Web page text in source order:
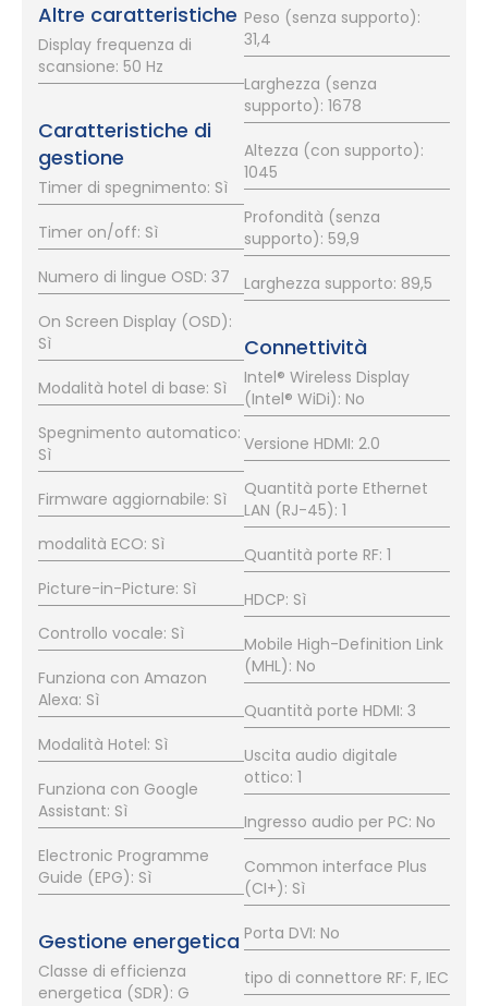
Altre caratteristiche
Display frequenza di
scansione: 50 Hz
Caratteristiche di
gestione
Timer di spegnimento: Sì
Timer on/off: Sì
Numero di lingue OSD: 37
On Screen Display (OSD):
Sì
Modalità hotel di base: Sì
Spegnimento automatico:
Sì
Firmware aggiornabile: Sì
modalità ECO: Sì
Picture-in-Picture: Sì
Controllo vocale: Sì
Funziona con Amazon
Alexa: Sì
Modalità Hotel: Sì
Funziona con Google
Assistant: Sì
Electronic Programme
Guide (EPG): Sì
Gestione energetica
Classe di efficienza
energetica (SDR): G
Peso (senza supporto):
31,4
Larghezza (senza
supporto): 1678
Altezza (con supporto):
1045
Profondità (senza
supporto): 59,9
Larghezza supporto: 89,5
Connettività
Intel® Wireless Display
(Intel® WiDi): No
Versione HDMI: 2.0
Quantità porte Ethernet
LAN (RJ-45): 1
Quantità porte RF: 1
HDCP: Sì
Mobile High-Definition Link
(MHL): No
Quantità porte HDMI: 3
Uscita audio digitale
ottico: 1
Ingresso audio per PC: No
Common interface Plus
(CI+): Sì
Porta DVI: No
tipo di connettore RF: F, IEC